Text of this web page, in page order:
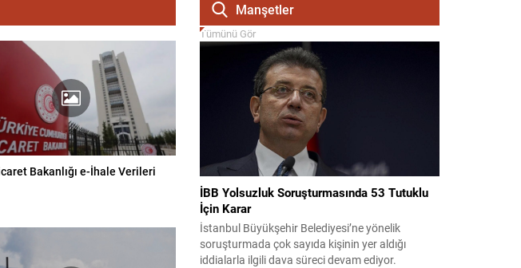
Bakanlığı e-İhale Verileri
Manşetler
Tümünü Gör
İBB Yolsuzluk Soruşturmasında 53 Tutuklu
İçin Karar
İstanbul Büyükşehir Belediyesi’ne yönelik
soruşturmada çok sayıda kişinin yer aldığı
iddialarla ilgili dava süreci devam ediyor.